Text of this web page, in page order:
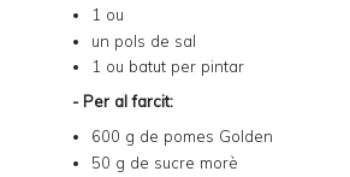
1 ou
un pols de sal
1 ou batut per pintar
- Per al farcit:
600 g de pomes Golden
50 g de sucre morè